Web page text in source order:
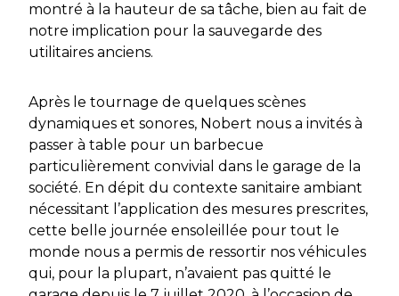
montré à la hauteur de sa tâche, bien au fait de
notre implication pour la sauvegarde des
utilitaires anciens.
Après le tournage de quelques scènes
dynamiques et sonores, Nobert nous a invités à
passer à table pour un barbecue
particulièrement convivial dans le garage de la
société. En dépit du contexte sanitaire ambiant
nécessitant l’application des mesures prescrites,
cette belle journée ensoleillée pour tout le
monde nous a permis de ressortir nos véhicules
qui, pour la plupart, n’avaient pas quitté le